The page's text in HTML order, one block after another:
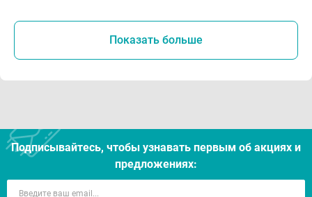
Показать больше
Подписывайтесь, чтобы узнавать первым об акцияx и
предложениях: